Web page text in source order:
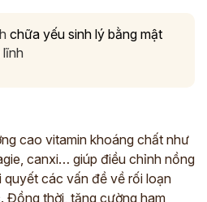
chữa yếu sinh lý bằng mật
cao vitamin khoáng chất như
canxi… giúp điều chỉnh nồng
quyết các vấn đề về rối loạn
Đồng thời, tăng cường ham